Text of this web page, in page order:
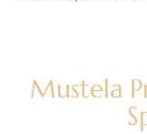
Mustela